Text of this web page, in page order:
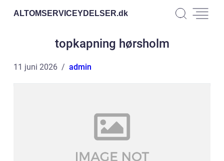
ALTOMSERVICEYDELSER.dk
topkapning hørsholm
11 juni 2026 admin